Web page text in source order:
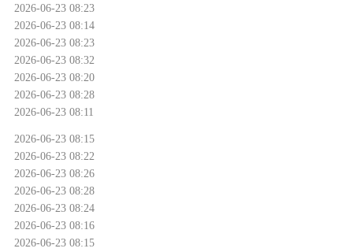
2026-06-23 08:23
2026-06-23 08:14
2026-06-23 08:23
2026-06-23 08:32
2026-06-23 08:20
2026-06-23 08:28
2026-06-23 08:11
2026-06-23 08:15
2026-06-23 08:22
2026-06-23 08:26
2026-06-23 08:28
2026-06-23 08:24
2026-06-23 08:16
2026-06-23 08:15